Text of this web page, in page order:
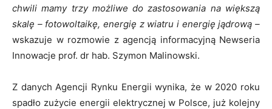
chwili mamy trzy możliwe do zastosowania na większą
skalę – fotowoltaikę, energię z wiatru i energię jądrową –
wskazuje w rozmowie z agencją informacyjną Newseria
Innowacje prof. dr hab. Szymon Malinowski.
Z danych Agencji Rynku Energii wynika, że w 2020 roku
spadło zużycie energii elektrycznej w Polsce, już kolejny